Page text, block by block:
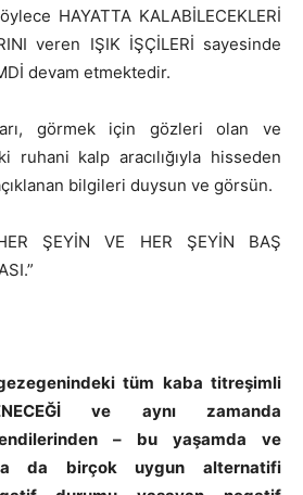
HAYATTA KALABİLECEKLERİ
veren IŞIK İŞÇİLERİ sayesinde
devam etmektedir.
görmek için gözleri olan ve
ruhani kalp aracılığıyla hisseden
bilgileri duysun ve görsün.
ŞEYİN VE HER ŞEYİN BAŞ
tüm kaba titreşimli
ve aynı zamanda
– bu yaşamda ve
da birçok uygun alternatifi